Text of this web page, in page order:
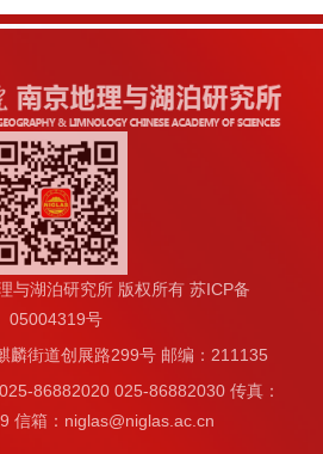
与湖泊研究所 版权所有 苏ICP备
05004319号
麟街道创展路299号 邮编：211135
86882020 025-86882030 传真：
信箱：niglas@niglas.ac.cn